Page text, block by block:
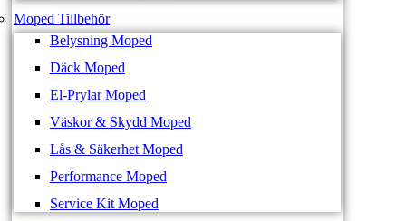
Moped Tillbehör
Belysning Moped
Däck Moped
El-Prylar Moped
Väskor & Skydd Moped
Lås & Säkerhet Moped
Performance Moped
Service Kit Moped